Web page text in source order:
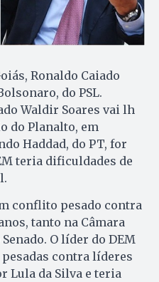
Ronaldo Caiado
do PSL.
Waldir Soares vai lh
do Planalto, em
Haddad, do PT, for
teria dificuldades de
conflito pesado contra
tanto na Câmara
O líder do DEM
contra líderes
Lula da Silva e teria